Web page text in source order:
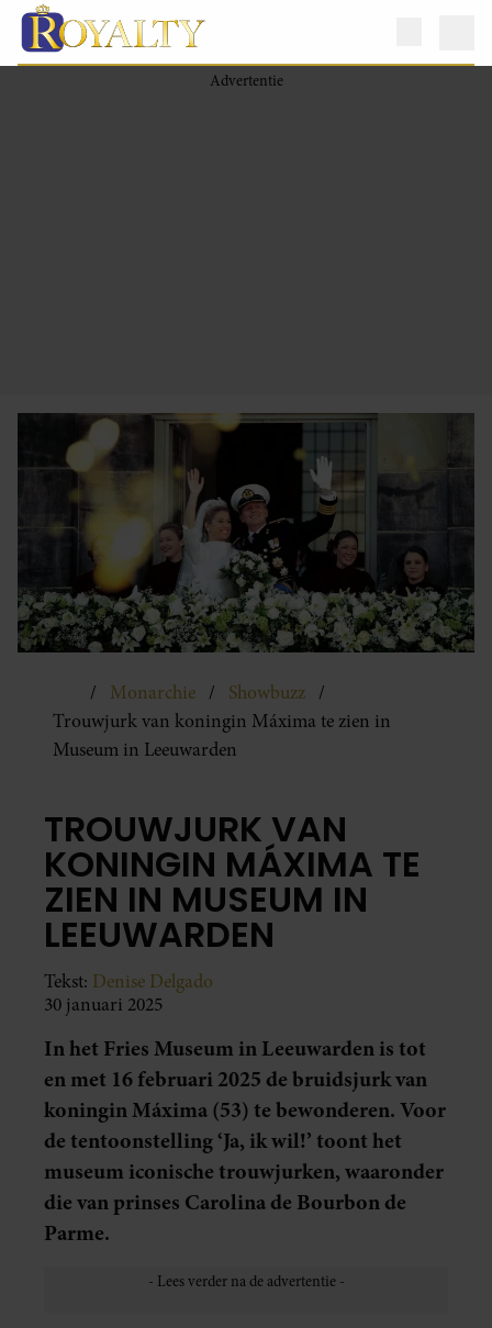
Monarchie
Showbuzz
Trouwjurk van koningin Máxima te zien in
Museum in Leeuwarden
TROUWJURK VAN
KONINGIN MÁXIMA TE
ZIEN IN MUSEUM IN
LEEUWARDEN
Tekst: Denise Delgado
30 januari 2025
In het Fries Museum in Leeuwarden is tot
en met 16 februari 2025 de bruidsjurk van
koningin Máxima (53) te bewonderen. Voor
de tentoonstelling ‘Ja, ik wil!’ toont het
museum iconische trouwjurken, waaronder
die van prinses Carolina de Bourbon de
Parme.